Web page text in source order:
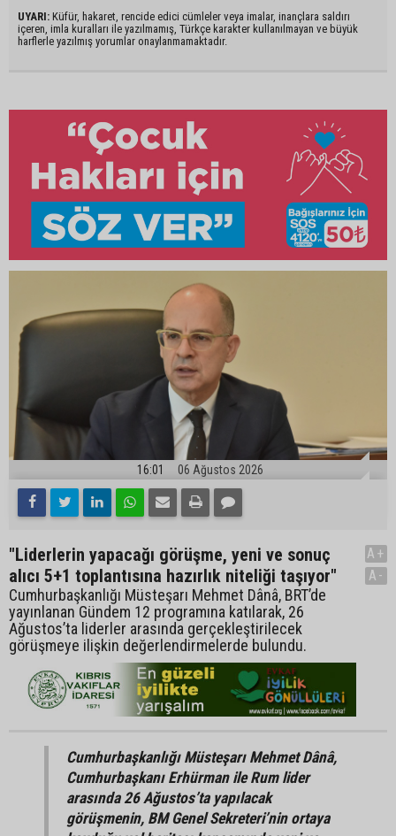
UYARI: Küfür, hakaret, rencide edici cümleler veya imalar, inançlara saldırı
içeren, imla kuralları ile yazılmamış, Türkçe karakter kullanılmayan ve büyük
harflerle yazılmış yorumlar onaylanmamaktadır.
16:01 06 Ağustos 2026
"Liderlerin yapacağı görüşme, yeni ve sonuç
alıcı 5+1 toplantısına hazırlık niteliği taşıyor"
Cumhurbaşkanlığı Müsteşarı Mehmet Dânâ, BRT’de
yayınlanan Gündem 12 programına katılarak, 26
Ağustos’ta liderler arasında gerçekleştirilecek
görüşmeye ilişkin değerlendirmelerde bulundu.
A+
A-
Cumhurbaşkanlığı Müsteşarı Mehmet Dânâ,
Cumhurbaşkanı Erhürman ile Rum lider
arasında 26 Ağustos’ta yapılacak
görüşmenin, BM Genel Sekreteri’nin ortaya